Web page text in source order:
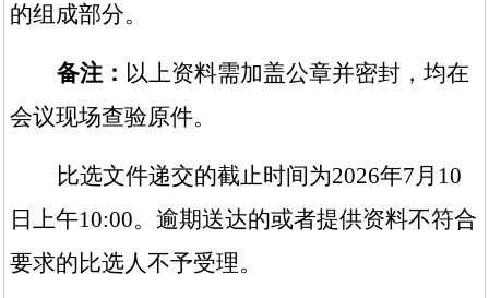
的组成部分。
备注： 以上资料需加盖公章并密封，均在
会议现场查验原件。
比选文件递交的截止时间为2026年7月 10
日 上午10:00。逾期送达的或者提供资料不符合
要求的比选人不予受理。